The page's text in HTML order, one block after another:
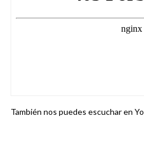
También nos puedes escuchar en